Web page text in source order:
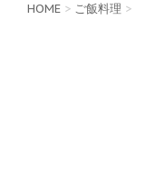
HOME > ご飯料理 >